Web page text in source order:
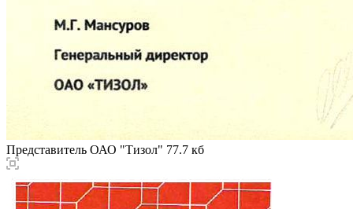
Представитель ОАО "Тизол" 77.7 кб